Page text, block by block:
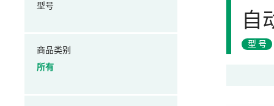
自
型号
型号
商品类别
所有